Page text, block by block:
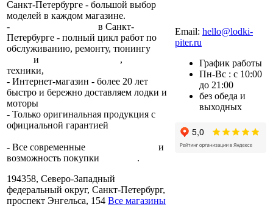
Санкт-Петербурге - большой выбор
моделей в каждом магазине.
-
в Санкт-
Петербурге - полный цикл работ по
обслуживанию, ремонту, тюнингу
и ,
техники,
- Интернет-магазин - более 20 лет
быстро и бережно доставляем лодки и
моторы
- Только оригинальная продукция с
официальной гарантией
- Все современные
и
возможность покупки
.
194358, Северо-Западный
федеральный округ, Санкт-Петербург,
проспект Энгельса, 154 Все магазины
Email: hello@lodki-
piter.ru
График работы
Пн-Вс : с 10:00
до 21:00
без обеда и
выходных